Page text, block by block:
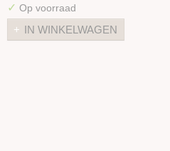
✓ Op voorraad
IN WINKELWAGEN